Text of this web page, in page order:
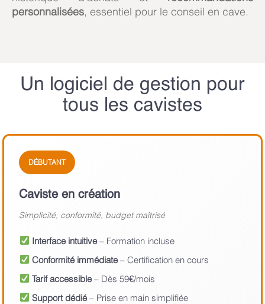
personnalisées, essentiel pour le conseil en cave.
Un logiciel de gestion pour
tous les cavistes
DÉBUTANT
Caviste en création
Simplicité, conformité, budget maîtrisé
Interface intuitive– Formation incluse
Conformité immédiate– Certification en cours
Tarif accessible– Dès 59€/mois
Support dédié– Prise en main simplifiée